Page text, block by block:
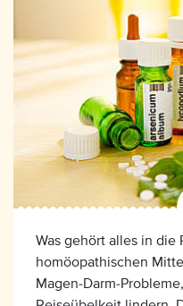
Was gehört alles in die
homöopathischen
Magen-Darm-